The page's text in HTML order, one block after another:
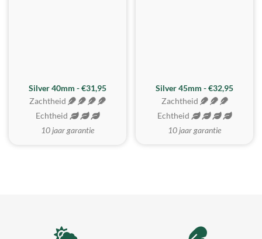
Silver 40mm - €31,95
Zachtheid
Echtheid
10 jaar garantie
MEEST GEKOZEN
Silver 45mm - €32,95
Zachtheid
Echtheid
10 jaar garantie